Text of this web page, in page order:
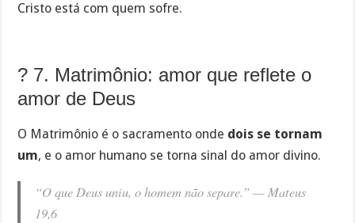
Cristo está com quem sofre.
? 7. Matrimônio: amor que reflete o
amor de Deus
O Matrimônio é o sacramento onde dois se tornam
um, e o amor humano se torna sinal do amor divino.
“O que Deus uniu, o homem não separe.” —Mateus
19,6